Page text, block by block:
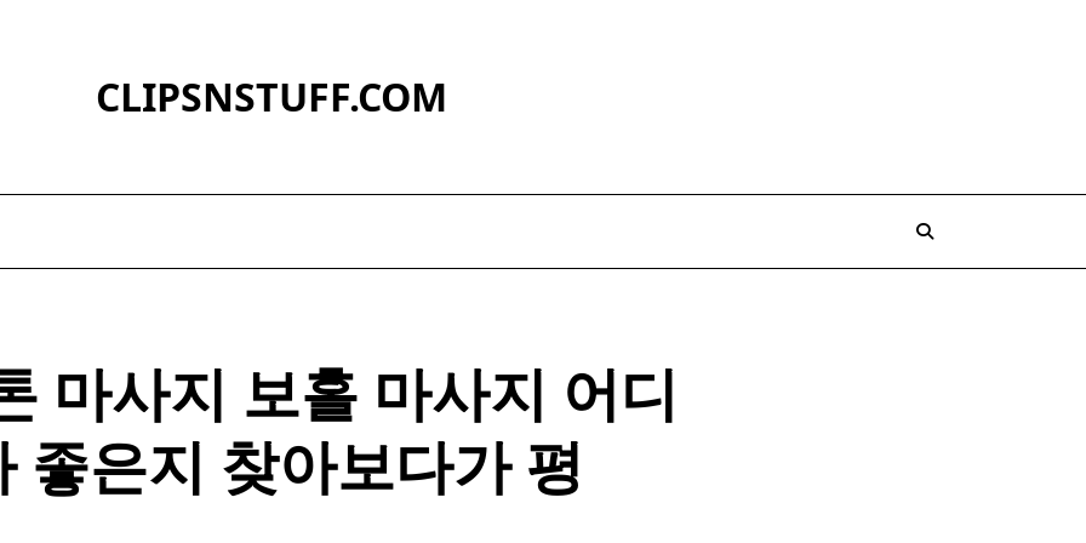
CLIPSNSTUFF.COM
마사지 보홀 마사지 어디
좋은지 찾아보다가 평